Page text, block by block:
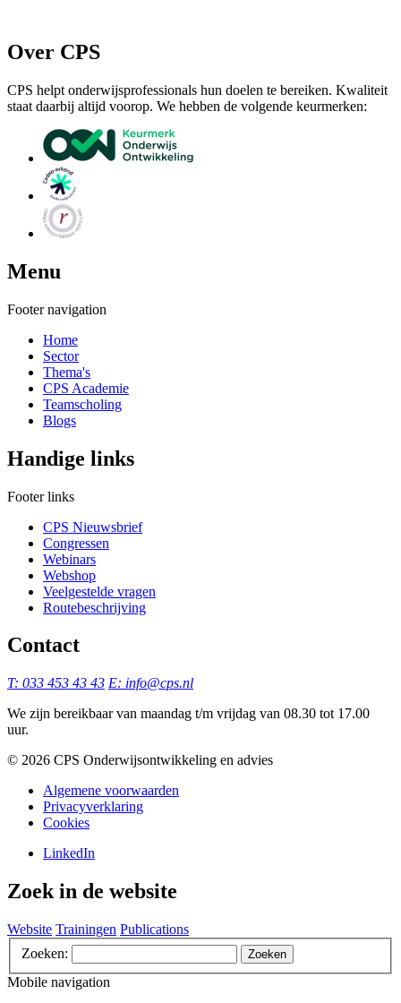
Over CPS
CPS helpt onderwijsprofessionals hun doelen te bereiken. Kwaliteit
staat daarbij altijd voorop. We hebben de volgende keurmerken:
Menu
Footer navigation
Home
Sector
Thema's
CPS Academie
Teamscholing
Blogs
Handige links
Footer links
CPS Nieuwsbrief
Congressen
Webinars
Webshop
Veelgestelde vragen
Routebeschrijving
Contact
T: 033 453 43 43 E: info@cps.nl
We zijn bereikbaar van maandag t/m vrijdag van 08.30 tot 17.00
uur.
©️ 2026 CPS Onderwijsontwikkeling en advies
Algemene voorwaarden
Privacyverklaring
Cookies
LinkedIn
Zoek in de website
Website Trainingen Publications
Zoeken:
Zoeken
Mobile navigation